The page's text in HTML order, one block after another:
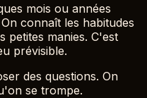
mois ou années
connaît les habitudes
petites manies. C'est
prévisible.
des questions. On
se trompe.